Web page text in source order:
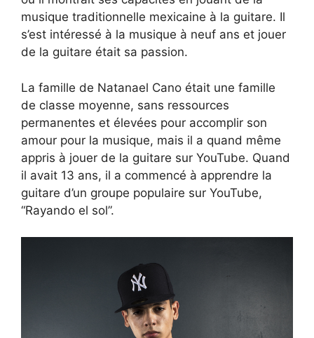
musique traditionnelle mexicaine à la guitare. Il
s’est intéressé à la musique à neuf ans et jouer
de la guitare était sa passion.
La famille de Natanael Cano était une famille
de classe moyenne, sans ressources
permanentes et élevées pour accomplir son
amour pour la musique, mais il a quand même
appris à jouer de la guitare sur YouTube. Quand
il avait 13 ans, il a commencé à apprendre la
guitare d’un groupe populaire sur YouTube,
“Rayando el sol”.